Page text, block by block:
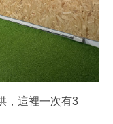
，這裡一次有3